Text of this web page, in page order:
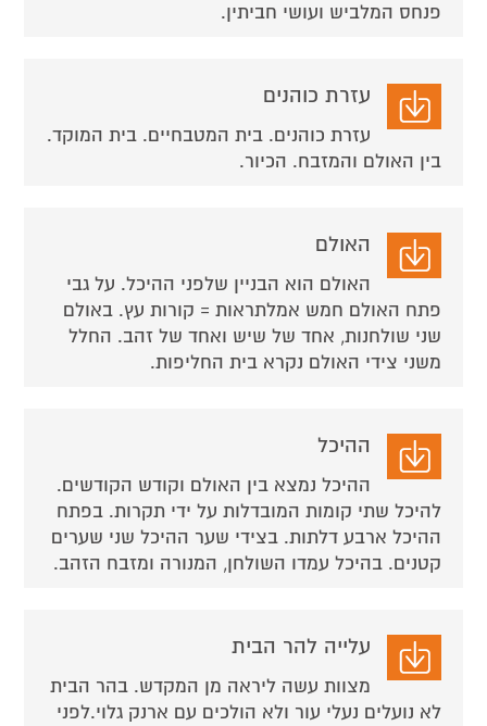
פנחס המלביש ועושי חביתין.
עזרת כוהנים
עזרת כוהנים. בית המטבחיים. בית המוקד.
בין האולם והמזבח. הכיור.
האולם
האולם הוא הבניין שלפני ההיכל. על גבי
פתח האולם חמש אמלתראות = קורות עץ. באולם
שני שולחנות, אחד של שיש ואחד של זהב. החלל
משני צידי האולם נקרא בית החליפות.
ההיכל
ההיכל נמצא בין האולם וקודש הקודשים.
להיכל שתי קומות המובדלות על ידי תקרות. בפתח
ההיכל ארבע דלתות. בצידי שער ההיכל שני שערים
קטנים. בהיכל עמדו השולחן, המנורה ומזבח הזהב.
עלייה להר הבית
מצוות עשה ליראה מן המקדש. בהר הבית
לא נועלים נעלי עור ולא הולכים עם ארנק גלוי.לפני